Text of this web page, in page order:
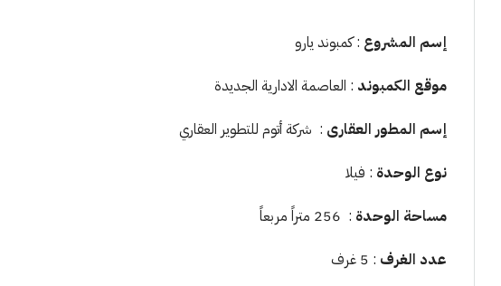
إسم المشروع : كمبوند يارو
موقع الكمبوند : العاصمة الادارية الجديدة
إسم المطور العقارى : شركة أتوم للتطوير العقاري
نوع الوحدة : فيلا
مساحة الوحدة : 256 متراً مربعاً
عدد الغرف : 5 غرف